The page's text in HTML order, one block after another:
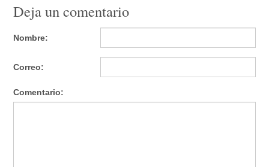
Deja un comentario
Nombre:
Correo:
Comentario: